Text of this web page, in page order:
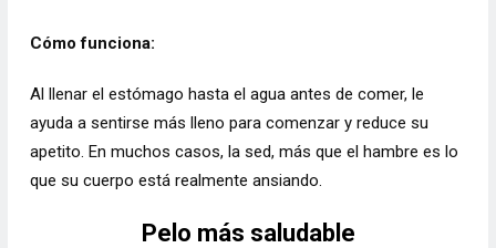
Cómo funciona:
Al llenar el estómago hasta el agua antes de comer, le
ayuda a sentirse más lleno para comenzar y reduce su
apetito. En muchos casos, la sed, más que el hambre es lo
que su cuerpo está realmente ansiando.
Pelo más saludable